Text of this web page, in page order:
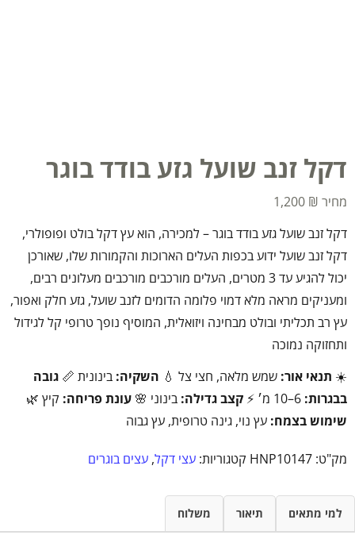
דקל זנב שועל גזע בודד בוגר
1,200 ₪
דקל זנב שועל גזע בודד בוגר – למכירה, הוא עץ דקל בולט ופופולרי,
דקל זנב שועל ידוע בכפות העלים הארוכות והקמורות שלו, שאורכן
יכול להגיע עד 3 מטרים, העלים מורכבים מורכבים מעלונים רבים,
ומעניקים מראה מלא דמוי פלומה הדומים לזנב שועל, גזע חלק ואפור,
עץ רב תכליתי ובולט מבחינה ויזואלית, המוסיף נופך טרופי קל לגידול
ותחזוקה נמוכה
☀️ תנאי אור: שמש מלאה, חצי צל 💧 השקיה: בינונית 📏 גובה
בבגרות: 6–10 מ׳ ⚡ קצב גדילה: בינוני 🌸 עונת פריחה: קיץ 🌿
שימוש בצמח: עץ נוי, גינה טרופית, עץ גבוה
מק"ט: HNP10147 קטגוריות: עצי דקל, עצים בוגרים
למי מתאים תיאור משלוח